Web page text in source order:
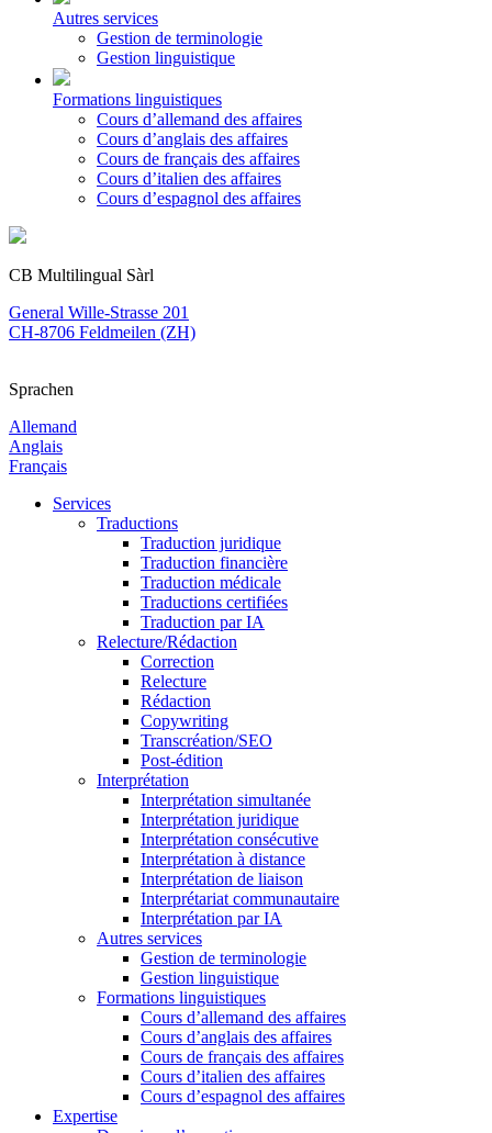
Autres services
Gestion de terminologie
Gestion linguistique
Formations linguistiques
Cours d’allemand des affaires
Cours d’anglais des affaires
Cours de français des affaires
Cours d’italien des affaires
Cours d’espagnol des affaires
CB Multilingual Sàrl
General Wille-Strasse 201
CH-8706 Feldmeilen (ZH)
Sprachen
Allemand
Anglais
Français
Services
Traductions
Traduction juridique
Traduction financière
Traduction médicale
Traductions certifiées
Traduction par IA
Relecture/Rédaction
Correction
Relecture
Rédaction
Copywriting
Transcréation/SEO
Post-édition
Interprétation
Interprétation simultanée
Interprétation juridique
Interprétation consécutive
Interprétation à distance
Interprétation de liaison
Interprétariat communautaire
Interprétation par IA
Autres services
Gestion de terminologie
Gestion linguistique
Formations linguistiques
Cours d’allemand des affaires
Cours d’anglais des affaires
Cours de français des affaires
Cours d’italien des affaires
Cours d’espagnol des affaires
Expertise